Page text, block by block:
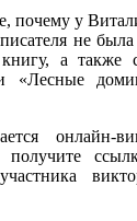
почему у
не
а также
«Лесные
онлайн-